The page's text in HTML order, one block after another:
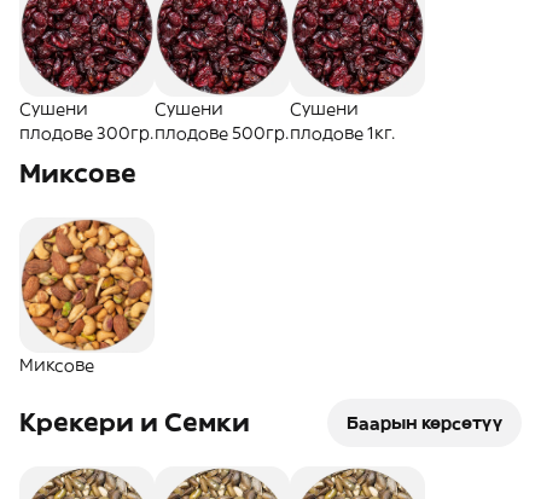
Сушени
плодове 300гр.
Сушени
плодове 500гр.
Сушени
плодове 1кг.
Миксове
Миксове
Крекери и Семки Баарын көрсөтүү